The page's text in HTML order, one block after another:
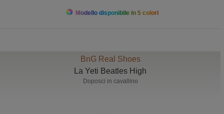
Modello disponibile in 5 colori
BnG Real Shoes
La Yeti Beatles High
Doposci in cavallino